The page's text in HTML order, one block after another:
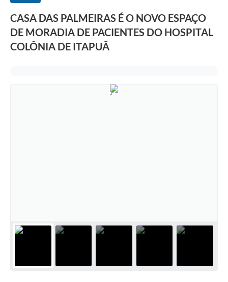
CASA DAS PALMEIRAS É O NOVO ESPAÇO
DE MORADIA DE PACIENTES DO HOSPITAL
COLÔNIA DE ITAPUÃ